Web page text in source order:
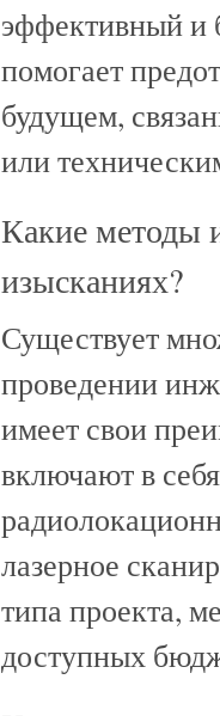
эффективный и
помогает
будущем,
или
Какие методы
изысканиях?
Существует
проведении
имеет свои
включают в
лазерное
типа проекта,
доступных